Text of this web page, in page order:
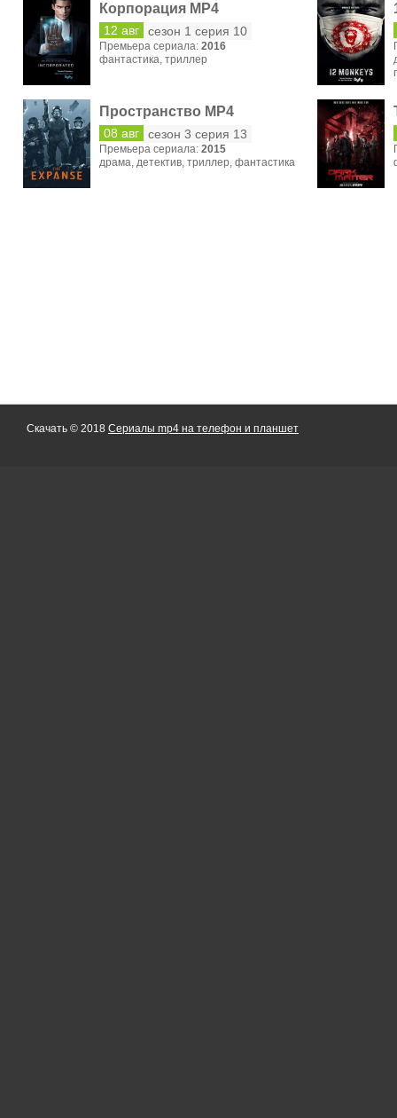
Корпорация MP4
12 авг сезон 1 серия 10
Премьера сериала: 2016
фантастика, триллер
Пространство MP4
08 авг сезон 3 серия 13
Премьера сериала: 2015
драма, детектив, триллер, фантастика
Скачать © 2018 Сериалы mp4 на телефон и планшет